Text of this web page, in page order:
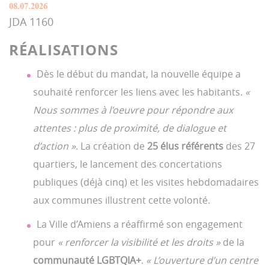
08.07.2026
JDA 1160
RÉALISATIONS
Dès le début du mandat, la nouvelle équipe a
souhaité renforcer les liens avec les habitants. «
Nous sommes à l’oeuvre pour répondre aux
attentes : plus de proximité, de dialogue et
d’action ». La création de 25 élus référents des 27
quartiers, le lancement des concertations
publiques (déjà cinq) et les visites hebdomadaires
aux communes illustrent cette volonté.
La Ville d’Amiens a réaffirmé son engagement
pour « renforcer la visibilité et les droits »de la
communauté LGBTQIA+. « L’ouverture d’un centre